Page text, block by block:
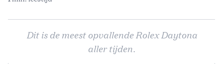
Dit is de meest opvallende Rolex Daytona
aller tijden.